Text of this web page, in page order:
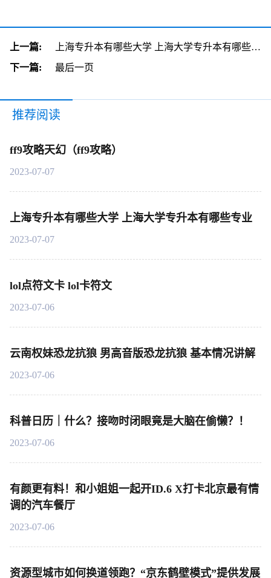
上一篇:
上海专升本有哪些大学 上海大学专升本有哪些专业
下一篇:
最后一页
推荐阅读
ff9攻略天幻（ff9攻略）
2023-07-07
上海专升本有哪些大学 上海大学专升本有哪些专业
2023-07-07
lol点符文卡 lol卡符文
2023-07-06
云南权妹恐龙抗狼 男高音版恐龙抗狼 基本情况讲解
2023-07-06
科普日历｜什么？接吻时闭眼竟是大脑在偷懒？！
2023-07-06
有颜更有料！和小姐姐一起开ID.6 X打卡北京最有情
调的汽车餐厅
2023-07-06
资源型城市如何换道领跑？“京东鹤壁模式”提供发展